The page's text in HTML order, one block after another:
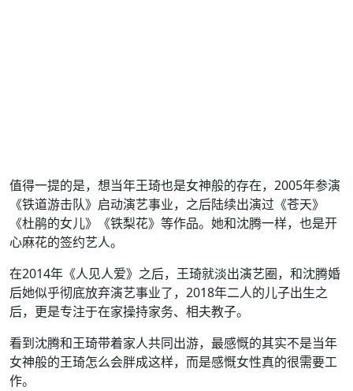
值得一提的是，想当年王琦也是女神般的存在，2005年参演
《铁道游击队》启动演艺事业，之后陆续出演过《苍天》
《杜鹃的女儿》《铁梨花》等作品。她和沈腾一样，也是开
心麻花的签约艺人。
在2014年《人见人爱》之后，王琦就淡出演艺圈，和沈腾婚
后她似乎彻底放弃演艺事业了，2018年二人的儿子出生之
后，更是专注于在家操持家务、相夫教子。
看到沈腾和王琦带着家人共同出游，最感慨的其实不是当年
女神般的王琦怎么会胖成这样，而是感慨女性真的很需要工
作。